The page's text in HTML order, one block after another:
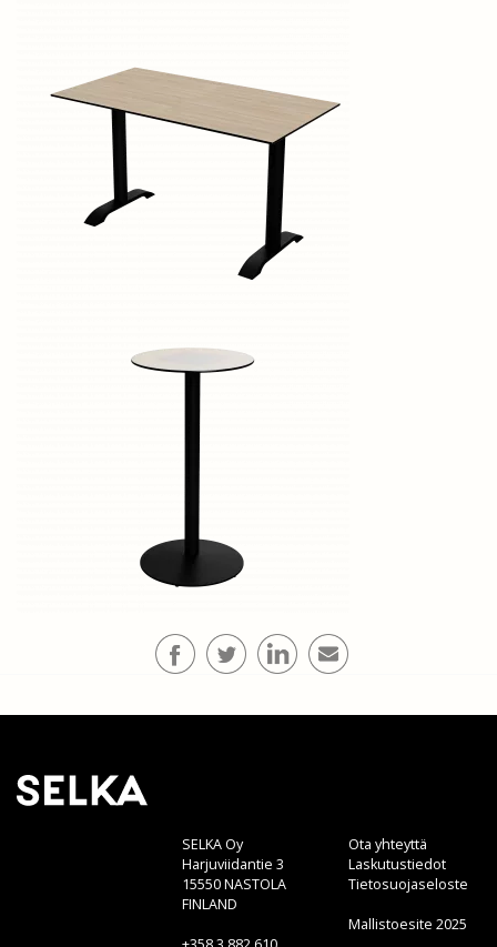
SELKA Oy
Harjuviidantie 3
15550 NASTOLA
FINLAND
Ota yhteyttä
Laskutustiedot
Tietosuojaseloste
Mallistoesite 2025